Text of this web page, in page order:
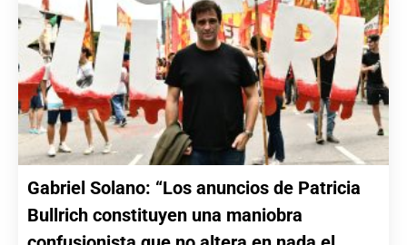
Gabriel Solano: “Los anuncios de Patricia
Bullrich constituyen una maniobra